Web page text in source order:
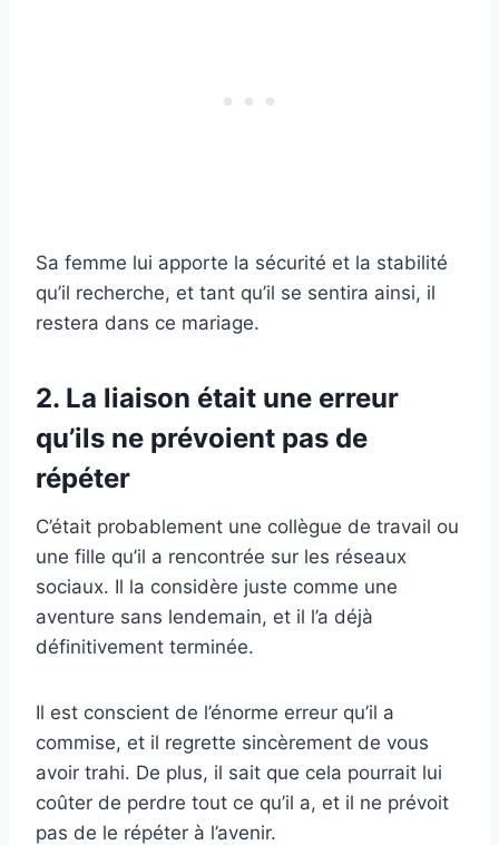
Sa femme lui apporte la sécurité et la stabilité
qu’il recherche, et tant qu’il se sentira ainsi, il
restera dans ce mariage.
2. La liaison était une erreur
qu’ils ne prévoient pas de
répéter
C’était probablement une collègue de travail ou
une fille qu’il a rencontrée sur les réseaux
sociaux. Il la considère juste comme une
aventure sans lendemain, et il l’a déjà
définitivement terminée.
Il est conscient de l’énorme erreur qu’il a
commise, et il regrette sincèrement de vous
avoir trahi. De plus, il sait que cela pourrait lui
coûter de perdre tout ce qu’il a, et il ne prévoit
pas de le répéter à l’avenir.